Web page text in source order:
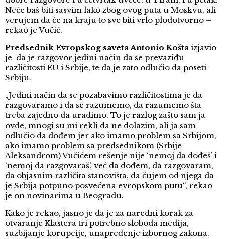
Neće baš biti sasvim lako zbog ovog puta u Moskvu, ali
verujem da će na kraju to sve biti vrlo plodotvorno –
rekao je Vučić.
Predsednik Evropskog saveta Antonio Košta izjavio
je da je razgovor jedini način da se prevaziđu
različitosti EU i Srbije, te da je zato odlučio da poseti
Srbiju.
„Jedini način da se pozabavimo različitostima je da
razgovaramo i da se razumemo, da razumemo šta
treba zajedno da uradimo. To je razlog zašto sam ja
ovde, mnogi su mi rekli da ne dolazim, ali ja sam
odlučio da dođem jer ako imamo problem sa Srbijom,
ako imamo problem sa predsednikom (Srbije
Aleksandrom) Vučićem rešenje nije ‘nemoj da dođeš’ i
‘nemoj da razgovaraš’, već da dođem, da razgovaram,
da objasnim različita stanovišta, da čujem od njega da
je Srbija potpuno posvećena evropskom putu“, rekao
je on novinarima u Beogradu.
Kako je rekao, jasno je da je za naredni korak za
otvaranje Klastera tri potrebno sloboda medija,
suzbijanje korupcije, unapređenje izbornog zakona.